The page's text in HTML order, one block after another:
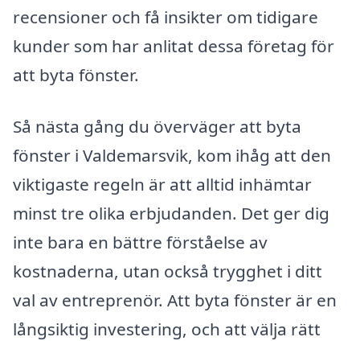
recensioner och få insikter om tidigare
kunder som har anlitat dessa företag för
att byta fönster.
Så nästa gång du överväger att byta
fönster i Valdemarsvik, kom ihåg att den
viktigaste regeln är att alltid inhämtar
minst tre olika erbjudanden. Det ger dig
inte bara en bättre förståelse av
kostnaderna, utan också trygghet i ditt
val av entreprenör. Att byta fönster är en
långsiktig investering, och att välja rätt